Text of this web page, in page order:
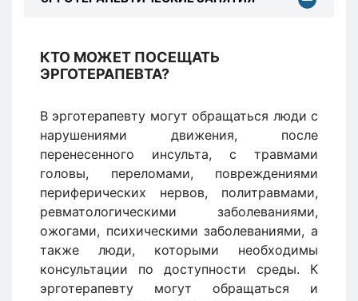
КТО МОЖЕТ ПОСЕЩАТЬ
ЭРГОТЕРАПЕВТА?
В эрготерапевту могут обращаться люди с
нарушениями движения, после
перенесенного инсульта, с травмами
головы, переломами, повреждениями
периферических нервов, политравмами,
ревматологическими заболеваниями,
ожогами, психическими заболеваниями, а
также люди, которыми необходимы
консультации по доступности среды. К
эрготерапевту могут обращаться и